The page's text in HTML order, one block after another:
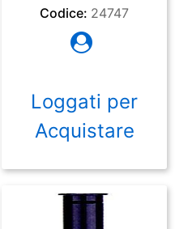
Codice: 24747
Loggati per
Acquistare